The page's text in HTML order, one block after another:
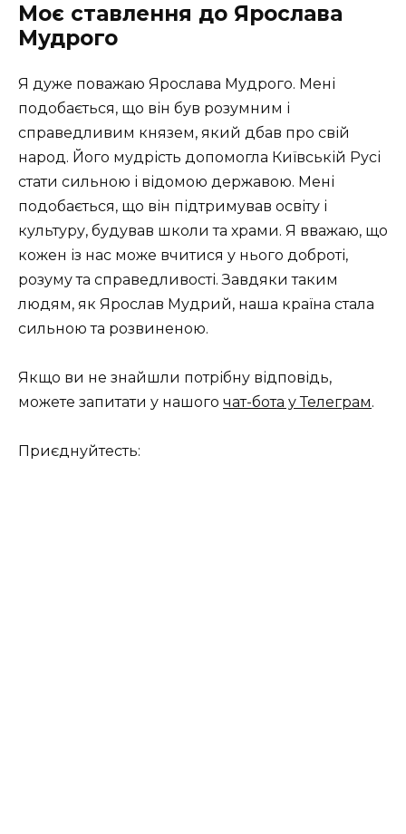
Моє ставлення до Ярослава
Мудрого
Я дуже поважаю Ярослава Мудрого. Мені
подобається, що він був розумним і
справедливим князем, який дбав про свій
народ. Його мудрість допомогла Київській Русі
стати сильною і відомою державою. Мені
подобається, що він підтримував освіту і
культуру, будував школи та храми. Я вважаю, що
кожен із нас може вчитися у нього доброті,
розуму та справедливості. Завдяки таким
людям, як Ярослав Мудрий, наша країна стала
сильною та розвиненою.
Якщо ви не знайшли потрібну відповідь,
можете запитати у нашого чат-бота у Телеграм.
Приєднуйтесть: